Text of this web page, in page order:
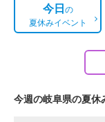
今日の
夏休みイベント
今週の岐阜県の夏休